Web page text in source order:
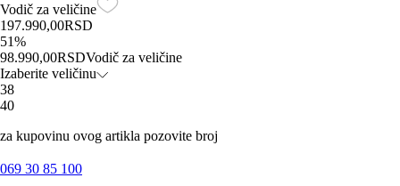
Vodič za veličine
197.990,00RSD
51%
98.990,00RSDVodič za veličine
Izaberite veličinu
38
40
za kupovinu ovog artikla pozovite broj
069 30 85 100